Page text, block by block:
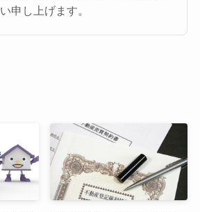
い申し上げます。